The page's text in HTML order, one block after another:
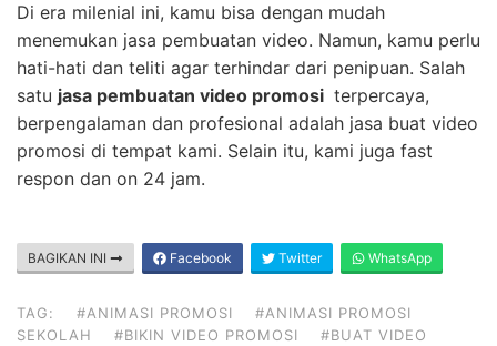
Di era milenial ini, kamu bisa dengan mudah
menemukan jasa pembuatan video. Namun, kamu perlu
hati-hati dan teliti agar terhindar dari penipuan. Salah
satu jasa pembuatan video promosi terpercaya,
berpengalaman dan profesional adalah jasa buat video
promosi di tempat kami. Selain itu, kami juga fast
respon dan on 24 jam.
BAGIKAN INI Facebook Twitter WhatsApp
TAG: #ANIMASI PROMOSI
#ANIMASI PROMOSI
SEKOLAH
#BIKIN VIDEO PROMOSI
#BUAT VIDEO